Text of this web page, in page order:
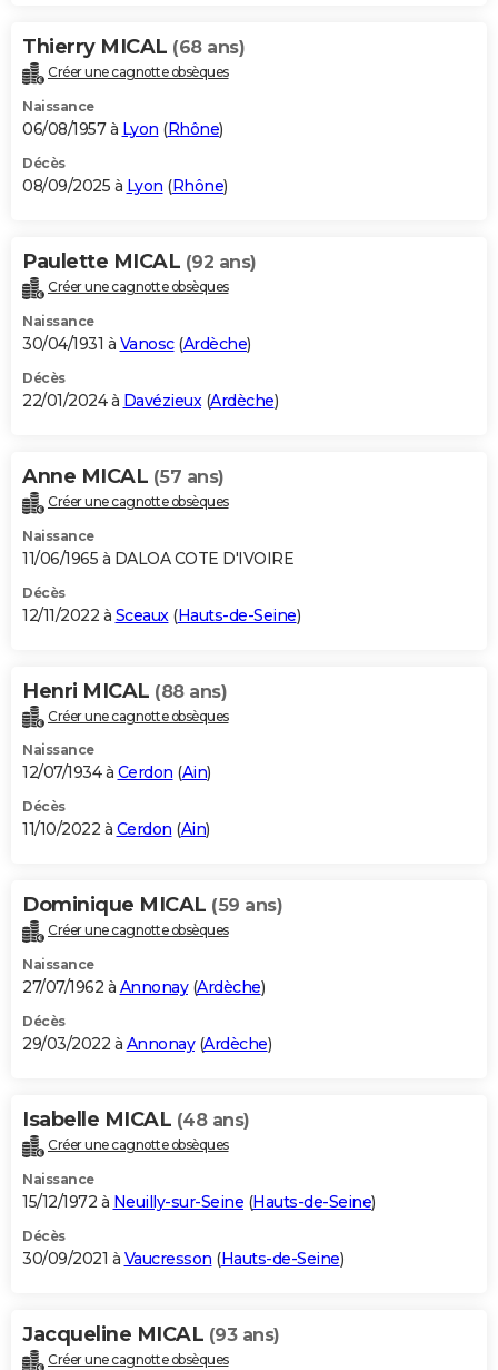
Carte de Noël
Carte Bonne année
Carte Saint-Valentin
Carte Pâques
Carte d'anniversaire
DICTIONNAIRE
Dictionnaire
Biographies
Citations
Expressions
Proverbes
PROGRAMME TV
S'inscrire
Se connecter
Lycées
Collèges
Primaires
Universités
Entreprises
Service militaire
Avis de recherche
AVIS DE DÉCÈS
Bricolage
Lifestyle
Culture
Sport
Auto
Television
Voyage
Cinema
Thierry MICAL (68 ans)
Créer une cagnotte obsèques
Naissance
06/08/1957 à Lyon (Rhône)
Décès
08/09/2025 à Lyon (Rhône)
Paulette MICAL (92 ans)
Créer une cagnotte obsèques
Naissance
30/04/1931 à Vanosc(Ardèche)
Décès
22/01/2024 à Davézieux(Ardèche)
Anne MICAL (57 ans)
Créer une cagnotte obsèques
Naissance
11/06/1965 à DALOA COTE D'IVOIRE
Décès
12/11/2022 à Sceaux (Hauts-de-Seine)
Henri MICAL (88 ans)
Créer une cagnotte obsèques
Naissance
12/07/1934 à Cerdon (Ain)
Décès
11/10/2022 à Cerdon (Ain)
Dominique MICAL (59 ans)
Créer une cagnotte obsèques
Naissance
27/07/1962 à Annonay(Ardèche)
Décès
29/03/2022 à Annonay(Ardèche)
Isabelle MICAL (48 ans)
Créer une cagnotte obsèques
Naissance
15/12/1972 à Neuilly-sur-Seine (Hauts-de-Seine)
Décès
30/09/2021 à Vaucresson (Hauts-de-Seine)
Jacqueline MICAL (93 ans)
Créer une cagnotte obsèques